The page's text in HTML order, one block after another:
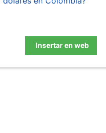
Insertar en web